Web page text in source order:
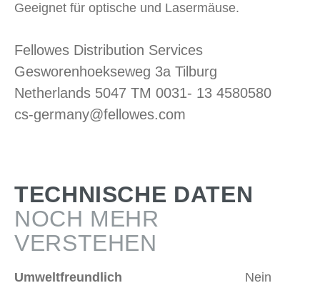
Geeignet für optische und Lasermäuse.
Fellowes Distribution Services
Gesworenhoekseweg 3a Tilburg
Netherlands 5047 TM 0031- 13 4580580
cs-germany@fellowes.com
TECHNISCHE DATEN
NOCH MEHR
VERSTEHEN
Umweltfreundlich Nein